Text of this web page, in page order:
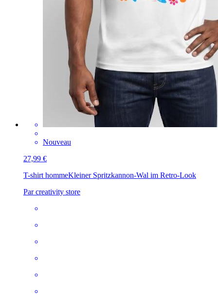
Nouveau
27,99 €
T-shirt hommeKleiner Spritzkannon-Wal im Retro-Look
Par creativity store